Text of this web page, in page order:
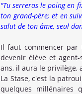
"Tu serreras le poing en
ton grand-père; et en
salut de ton âme, seul
Il faut commencer
devenir élève et
ans, il aura le privilège,
La Stase, c'est la
quelques millénaires